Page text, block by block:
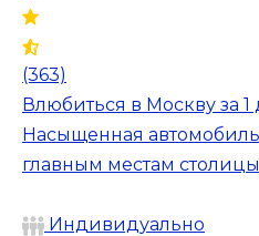
(363)
Влюбиться в Москву за 1
Насыщенная
главным местам столицы
Индивидуально